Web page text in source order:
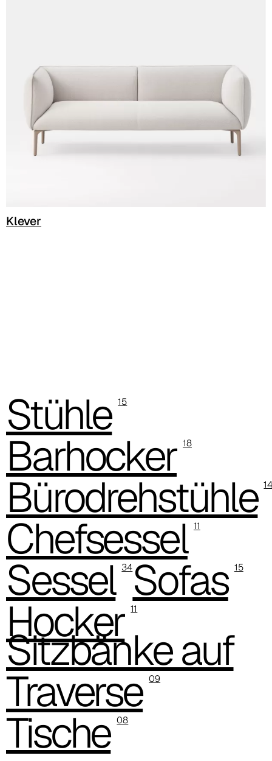
C 381
C 384
C 38M
C 386
C 38A
C 385
C 38P
C 388
Xtreme (Cat. C - Stoff)
C 333
C 338
Klever
Stühle 15
Barhocker 18
Bürodrehstühle
Chefsessel 11
Sessel 34Sofas 15
Hocker 11
Sitzbänke auf
Traverse 09
Tische 08